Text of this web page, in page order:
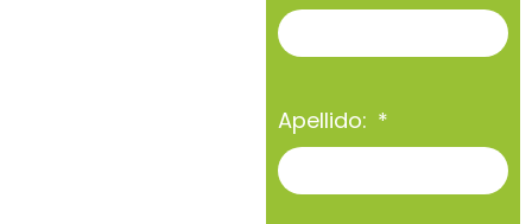
Apellido: